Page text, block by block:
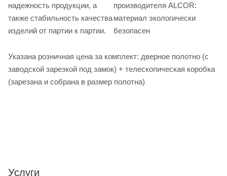
надежность продукции, а
также стабильность качества
изделий от партии к партии.
производителя ALCOR:
материал экологически
безопасен
Указана розничная цена за комплект: дверное полотно (с
заводской зарезкой под замок) + телескопическая коробка
(зарезана и собрана в размер полотна)
Услуги